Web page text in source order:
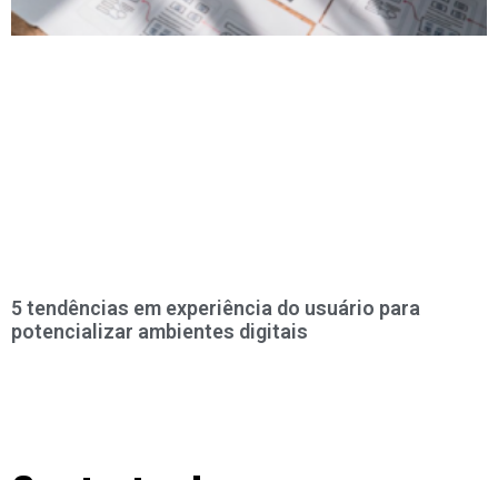
5 tendências em experiência do usuário para
potencializar ambientes digitais